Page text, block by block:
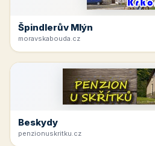
Špindlerův Mlýn
moravskabouda.cz
Beskydy
penzionuskritku.cz